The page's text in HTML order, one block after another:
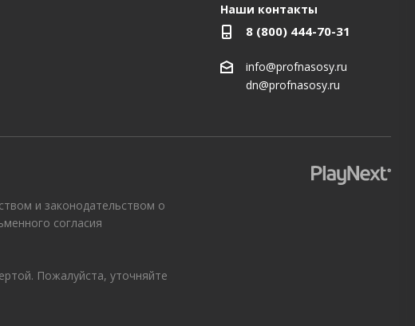
Наши контакты
8 (800) 444-70-31
info@profnasosy.ru
dn@profnasosy.ru
и законодательством о
согласия
Пожалуйста, уточняйте